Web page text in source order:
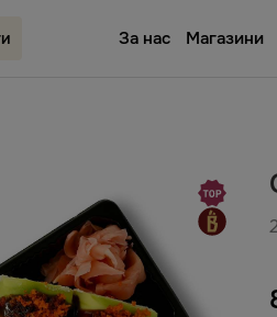
За нас Магазини